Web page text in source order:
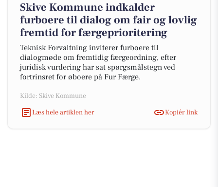
Skive Kommune indkalder
furboere til dialog om fair og lovlig
fremtid for færgeprioritering
Teknisk Forvaltning inviterer furboere til
dialogmøde om fremtidig færgeordning, efter
juridisk vurdering har sat spørgsmålstegn ved
fortrinsret for øboere på Fur Færge.
Kilde: Skive Kommune
Læs hele artiklen her
Kopiér link